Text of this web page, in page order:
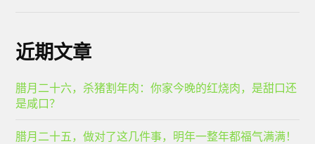
近期文章
腊月二十六，杀猪割年肉：你家今晚的红烧肉，是甜口还
是咸口？
腊月二十五，做对了这几件事，明年一整年都福气满满！